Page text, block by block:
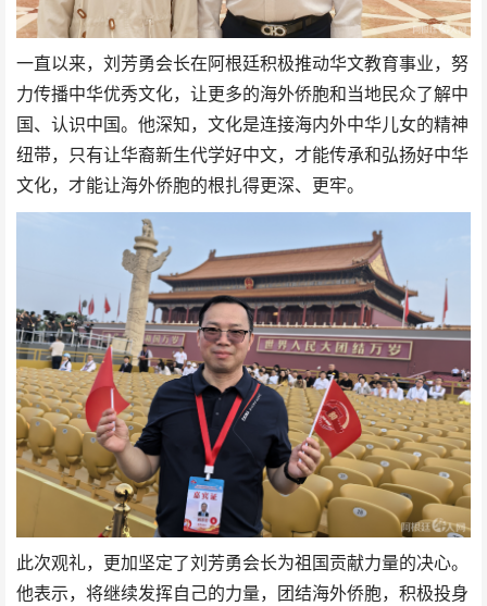
一直以来，刘芳勇会长在阿根廷积极推动华文教育事业，努
力传播中华优秀文化，让更多的海外侨胞和当地民众了解中
国、认识中国。他深知，文化是连接海内外中华儿女的精神
纽带，只有让华裔新生代学好中文，才能传承和弘扬好中华
文化，才能让海外侨胞的根扎得更深、更牢。
此次观礼，更加坚定了刘芳勇会长为祖国贡献力量的决心。
他表示，将继续发挥自己的力量，团结海外侨胞，积极投身